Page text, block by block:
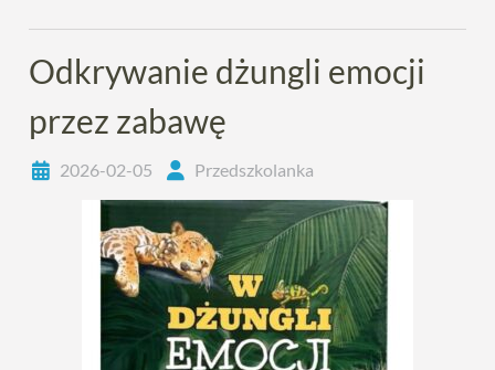
Odkrywanie dżungli emocji
przez zabawę
2026-02-05 Przedszkolanka